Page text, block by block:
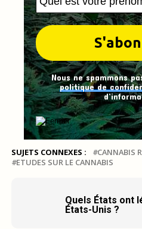
Nous ne spammons
politique de
SUJETS CONNEXES :
CANNABIS
ETUDES SUR LE CANNABIS
Quels États ont
États-Unis ?